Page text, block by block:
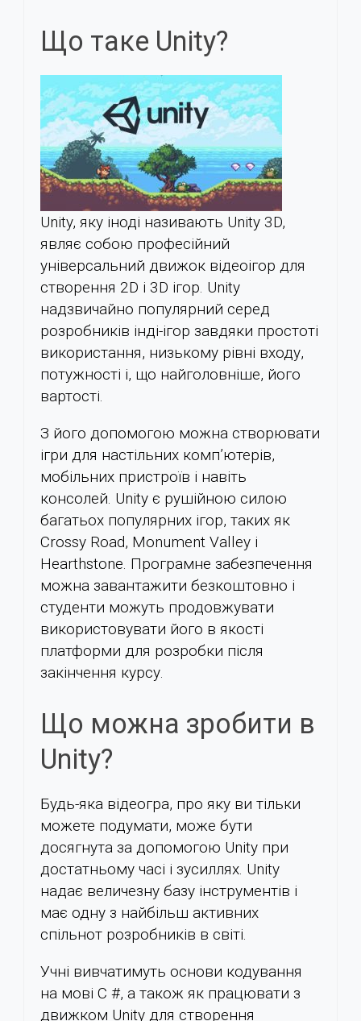
Що таке Unity?
Unity, яку іноді називають Unity 3D,
являє собою професійний
універсальний движок відеоігор для
створення 2D і 3D ігор. Unity
надзвичайно популярний серед
розробників інді-ігор завдяки простоті
використання, низькому рівні входу,
потужності і, що найголовніше, його
вартості.
З його допомогою можна створювати
ігри для настільних комп’ютерів,
мобільних пристроїв і навіть
консолей. Unity є рушійною силою
багатьох популярних ігор, таких як
Crossy Road, Monument Valley і
Hearthstone. Програмне забезпечення
можна завантажити безкоштовно і
студенти можуть продовжувати
використовувати його в якості
платформи для розробки після
закінчення курсу.
Що можна зробити в
Unity?
Будь-яка відеогра, про яку ви тільки
можете подумати, може бути
досягнута за допомогою Unity при
достатньому часі і зусиллях. Unity
надає величезну базу інструментів і
має одну з найбільш активних
спільнот розробників в світі.
Учні вивчатимуть основи кодування
на мові C #, а також як працювати з
движком Unity для створення